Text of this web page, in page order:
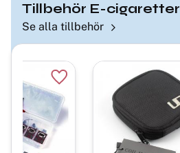
Tillbehör E-cigaretter
Se alla tillbehör
Lägg till i favoriter